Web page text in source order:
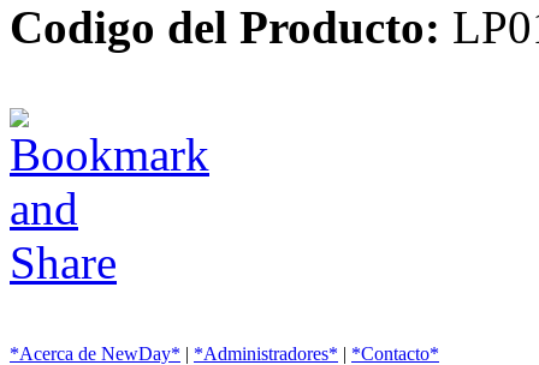
Codigo del Producto:
*Acerca de NewDay* | *Administradores* | *Contacto*